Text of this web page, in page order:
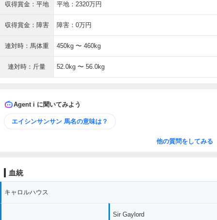
収得賞金：平地 平地：2320万円
収得賞金：障害 障害：0万円
連対時：馬体重 450kg 〜 460kg
連対時：斤量 52.0kg 〜 56.0kg
Agent i に聞いてみよう
エイシンサンサン 馬名の意味は？
他の質問をしてみる
血統
キャロルハウス
Sir Gaylord